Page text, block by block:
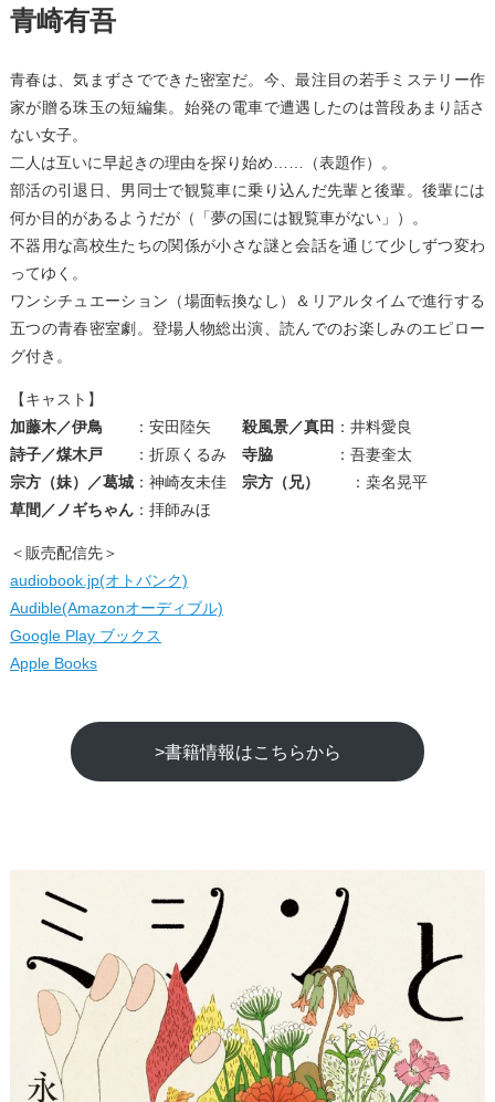
青崎有吾
青春は、気まずさでできた密室だ。今、最注目の若手ミステリー作
家が贈る珠玉の短編集。始発の電車で遭遇したのは普段あまり話さ
ない女子。
二人は互いに早起きの理由を探り始め……（表題作）。
部活の引退日、男同士で観覧車に乗り込んだ先輩と後輩。後輩には
何か目的があるようだが（「夢の国には観覧車がない」）。
不器用な高校生たちの関係が小さな謎と会話を通じて少しずつ変わ
ってゆく。
ワンシチュエーション（場面転換なし）＆リアルタイムで進行する
五つの青春密室劇。登場人物総出演、読んでのお楽しみのエピロー
グ付き。
【キャスト】
加藤木／伊鳥
：安田陸矢 殺風景／真田 ：井料愛良
詩子／煤木戸
：折原くるみ 寺脇
：吾妻奎太
宗方（妹）／葛城：神崎友未佳 宗方（兄）
：桒名晃平
草間／ノギちゃん：拝師みほ
＜販売配信先＞
audiobook.jp(オトバンク)
Audible(Amazonオーディブル)
Google Play ブックス
Apple Books
>書籍情報はこちらから